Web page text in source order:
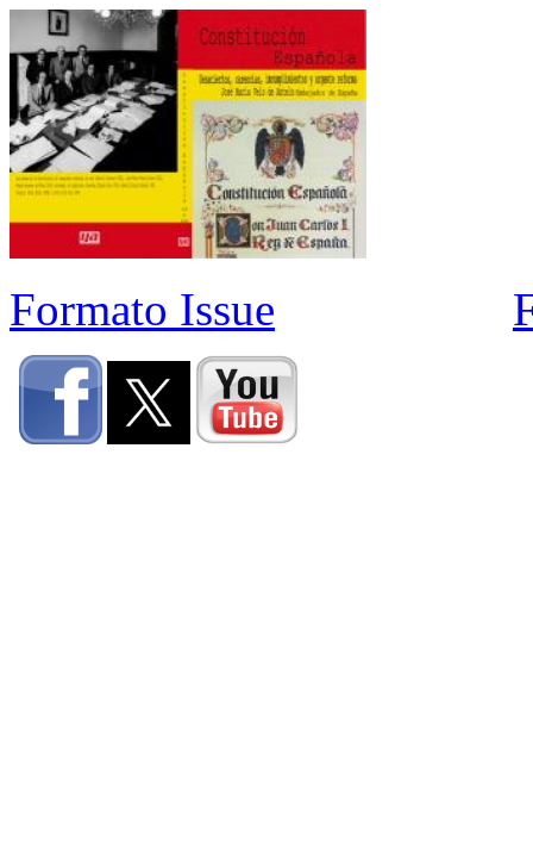
Formato Issue